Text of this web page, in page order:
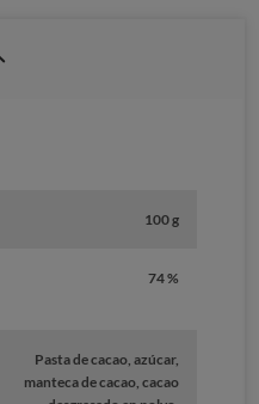
100 g
74 %
Pasta de cacao, azúcar,
manteca de cacao, cacao